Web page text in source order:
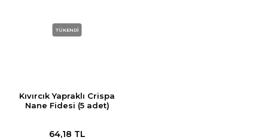
TÜKENDİ
Kıvırcık Yapraklı Crispa
Nane Fidesi (5 adet)
64,18 TL